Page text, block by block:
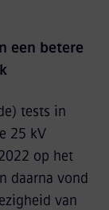
een betere
tests in
25 kV
op het
daarna vond
van